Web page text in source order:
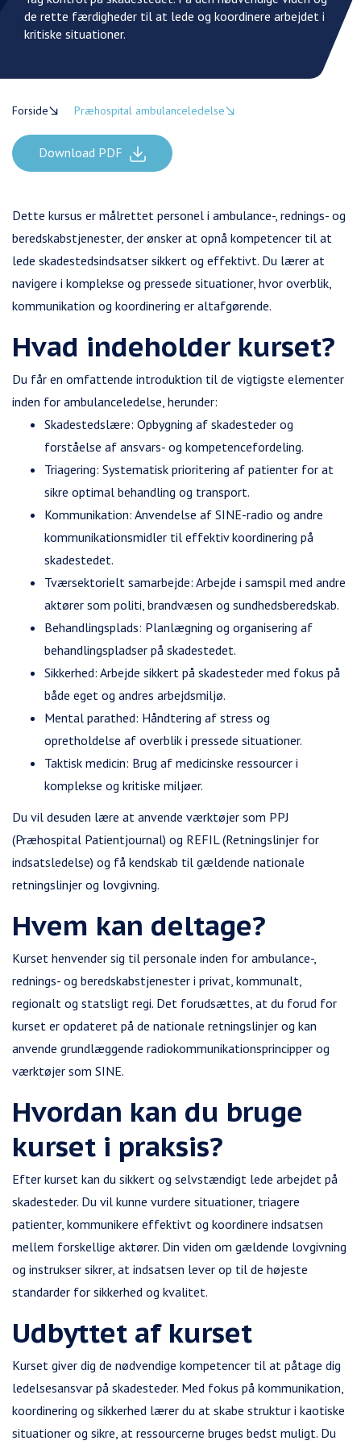
de rette færdigheder til at lede og koordinere arbejdet i
kritiske situationer.
Forside Præhospital ambulanceledelse
Download PDF
Dette kursus er målrettet personel i ambulance-, rednings- og
beredskabstjenester, der ønsker at opnå kompetencer til at
lede skadestedsindsatser sikkert og effektivt. Du lærer at
navigere i komplekse og pressede situationer, hvor overblik,
kommunikation og koordinering er altafgørende.
Hvad indeholder kurset?
Du får en omfattende introduktion til de vigtigste elementer
inden for ambulanceledelse, herunder:
Skadestedslære: Opbygning af skadesteder og
forståelse af ansvars- og kompetencefordeling.
Triagering: Systematisk prioritering af patienter for at
sikre optimal behandling og transport.
Kommunikation: Anvendelse af SINE-radio og andre
kommunikationsmidler til effektiv koordinering på
skadestedet.
Tværsektorielt samarbejde: Arbejde i samspil med andre
aktører som politi, brandvæsen og sundhedsberedskab.
Behandlingsplads: Planlægning og organisering af
behandlingspladser på skadestedet.
Sikkerhed: Arbejde sikkert på skadesteder med fokus på
både eget og andres arbejdsmiljø.
Mental parathed: Håndtering af stress og
opretholdelse af overblik i pressede situationer.
Taktisk medicin: Brug af medicinske ressourcer i
komplekse og kritiske miljøer.
Du vil desuden lære at anvende værktøjer som PPJ
(Præhospital Patientjournal) og REFIL (Retningslinjer for
indsatsledelse) og få kendskab til gældende nationale
retningslinjer og lovgivning.
Hvem kan deltage?
Kurset henvender sig til personale inden for ambulance-,
rednings- og beredskabstjenester i privat, kommunalt,
regionalt og statsligt regi. Det forudsættes, at du forud for
kurset er opdateret på de nationale retningslinjer og kan
anvende grundlæggende radiokommunikationsprincipper og
værktøjer som SINE.
Hvordan kan du bruge
kurset i praksis?
Efter kurset kan du sikkert og selvstændigt lede arbejdet på
skadesteder. Du vil kunne vurdere situationer, triagere
patienter, kommunikere effektivt og koordinere indsatsen
mellem forskellige aktører. Din viden om gældende lovgivning
og instrukser sikrer, at indsatsen lever op til de højeste
standarder for sikkerhed og kvalitet.
Udbyttet af kurset
Kurset giver dig de nødvendige kompetencer til at påtage dig
ledelsesansvar på skadesteder. Med fokus på kommunikation,
koordinering og sikkerhed lærer du at skabe struktur i kaotiske
situationer og sikre, at ressourcerne bruges bedst muligt. Du